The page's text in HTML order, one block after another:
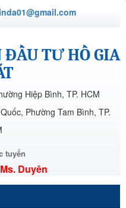
ĐẦU TƯ HỒ GIA
Hiệp Bình, TP. HCM
Phường Tam Bình, TP.
tuyến
Duyên